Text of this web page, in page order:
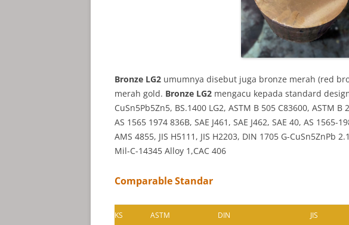
Bronze LG2 umumnya disebut juga bronze merah (red
merah gold. Bronze LG2 mengacu kepada standard
CuSn5Pb5Zn5, BS.1400 LG2, ASTM B 505 C83600, ASTM B
AS 1565 1974 836B, SAE J461, SAE J462, SAE 40, AS 1565-
AMS 4855, JIS H5111, JIS H2203, DIN 1705 G-CuSn5ZnPb
Mil-C-14345 Alloy 1,CAC 406
Comparable Standar
KS ASTM DIN JIS